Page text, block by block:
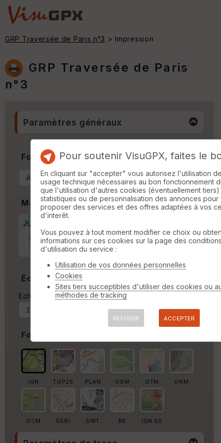
GRP Traversée de Paris n°3 > Impression
GRP Traversée de Paris
n°3
Paramètres généraux
Format & Orientation
Marges
Marge autour de la trace
Échelle
Echelle actuelle : 1/35717
Fond de carte
IGN TOP25 PLAN OSM OTM ORM
OCM ESRI SWT BE IGN ES
Pour soutenir VisuGPX, faites le
En cliquant sur "accepter" vous autorisez l'utilisation
usage technique nécessaires au bon fonctionnement
que l'utilisation d'autres cookies (éventuellement
statistiques ou de personnalisation des annonces pour
proposer des services et des offres adaptées à vos
d'interêt.
Vous pouvez à tout moment modifier ce choix ou
informations sur ces cookies sur la page des
d'utilisation du service :
Utilisation de vos données personnelles
Cookies
Sites tiers succeptibles d'utiliser des cookies ou
méthodes de tracking
REFUSER ACCEPTER